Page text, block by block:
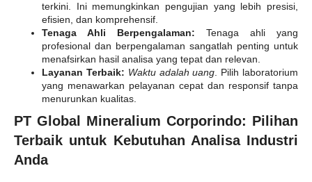
terkini. Ini memungkinkan pengujian yang lebih presisi,
efisien, dan komprehensif.
Tenaga Ahli Berpengalaman: Tenaga ahli yang
profesional dan berpengalaman sangatlah penting untuk
menafsirkan hasil analisa yang tepat dan relevan.
Layanan Terbaik: Waktu adalah uang. Pilih laboratorium
yang menawarkan pelayanan cepat dan responsif tanpa
menurunkan kualitas.
PT Global Mineralium Corporindo: Pilihan
Terbaik untuk Kebutuhan Analisa Industri
Anda